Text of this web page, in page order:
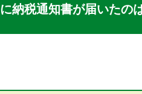
納税通知書が届いたの